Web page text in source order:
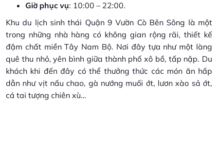
Giờ phục vụ: 10:00 – 22:00.
Khu du lịch sinh thái Quận 9 Vườn Cò Bên Sông là một
trong những nhà hàng có không gian rộng rãi, thiết kế
đậm chất miền Tây Nam Bộ. Nơi đây tựa như một làng
quê thu nhỏ, yên bình giữa thành phố xô bồ, tấp nập. Du
khách khi đến đây có thể thưởng thức các món ăn hấp
dẫn như vịt nấu chao, gà nướng muối ớt, lươn xào sả ớt,
cá tai tượng chiên xù…